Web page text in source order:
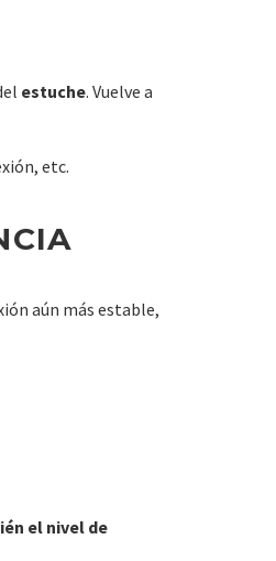
estuche. Vuelve a
etc.
aún más estable,
el nivel de